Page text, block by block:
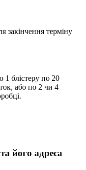
закінчення терміну
1 блістеру по 20
або по 2 чи 4
його адреса